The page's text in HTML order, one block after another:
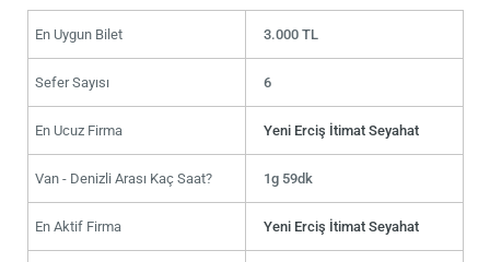
En Uygun Bilet 3.000 TL
Sefer Sayısı 6
En Ucuz Firma Yeni Erciş İtimat Seyahat
Van - Denizli Arası Kaç Saat? 1g 59dk
En Aktif Firma Yeni Erciş İtimat Seyahat